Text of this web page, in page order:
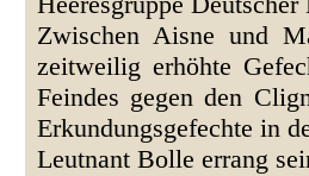
Zwischen Aisne und
zeitweilig erhöhte
Feindes gegen den
Erkundungsgefechte in
Leutnant Bolle errang